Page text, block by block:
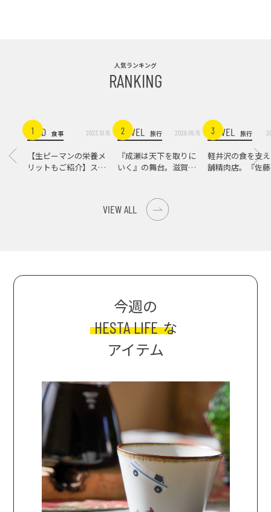
人気ランキング
RANKING
1FOOD 食事 2023.10.16
【生ピーマンの栄養メ
リットもご紹介】スパ
2
TRAVEL 旅行 2026.05.15
『成瀬は天下を取りに
いく』の舞台。滋賀県
3
TRAVEL 旅行
軽井沢の食を支
舗精肉店。『佐
VIEW ALL
今週の
HESTA LIFE な
アイテム